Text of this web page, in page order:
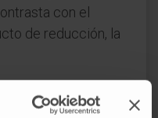
con el
de reducción, la
que